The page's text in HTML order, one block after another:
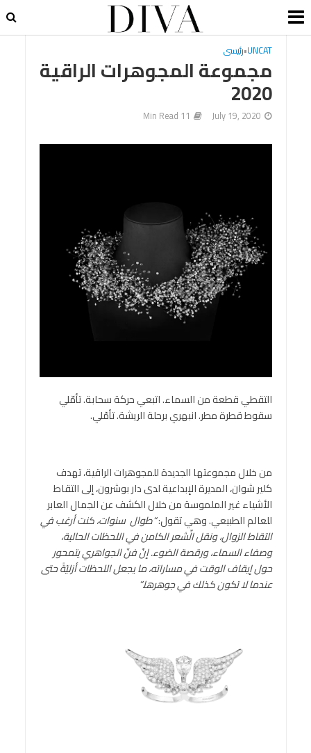
UNCAT
•رئيسى
مجموعة المجوهرات الراقية
2020
July 19, 2020
11 Min Read
التقطي قطعة من السماء. اتبعي حركة سحابة. تأمّلي
سقوط قطرة مطر. انبهري برحلة الريشة. تأمّلي.
من خلال مجموعتها الجديدة للمجوهرات الراقية، تهدف
كلير شوان، المديرة الإبداعية لدى دار بوشرون، إلى التقاط
الأشياء غير الملموسة من خلال الكشف عن الجمال العابر
للعالم الطبيعي. وهي تقول:“طوال سنوات، كنت أرغب في
التقاط الزوال، ونقل الِّشعر الكامن في اللحظات الحالية،
وصفاء السماء، ورقصة الضوء. إنّ فنّ الجواهري يتمحور
حول إيقاف الوقت في مساراته، ما يجعل اللحظات أزليّةً حتى
عندما لا تكون كذلك في جوهرها.”